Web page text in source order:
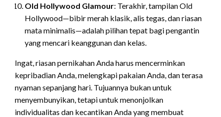
Old Hollywood Glamour: Terakhir, tampilan Old
Hollywood—bibir merah klasik, alis tegas, dan riasan
mata minimalis—adalah pilihan tepat bagi pengantin
yang mencari keanggunan dan kelas.
Ingat, riasan pernikahan Anda harus mencerminkan
kepribadian Anda, melengkapi pakaian Anda, dan terasa
nyaman sepanjang hari. Tujuannya bukan untuk
menyembunyikan, tetapi untuk menonjolkan
individualitas dan kecantikan Anda yang membuat